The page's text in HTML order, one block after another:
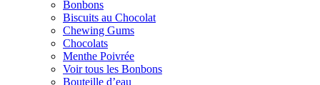
Bonbons
Biscuits au Chocolat
Chewing Gums
Chocolats
Menthe Poivrée
Voir tous les Bonbons
Bouteille d’eau